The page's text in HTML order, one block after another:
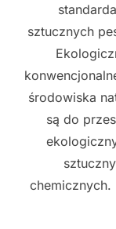
sztucznych
środowiska
są do